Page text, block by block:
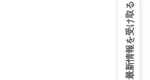
最新情報を受け取る